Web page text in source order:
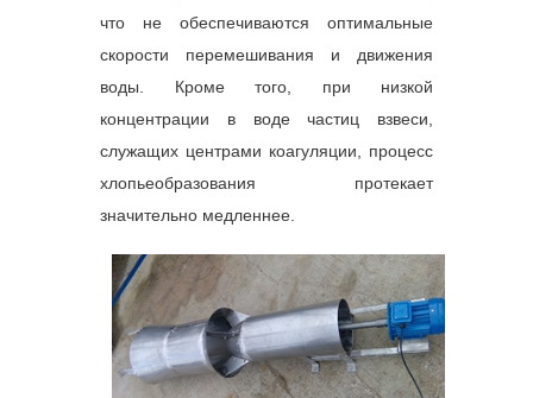
что не обеспечиваются оптимальные
скорости перемешивания и движения
воды. Кроме того, при низкой
концентрации в воде частиц взвеси,
служащих центрами коагуляции, процесс
хлопьеобразования протекает
значительно медленнее.